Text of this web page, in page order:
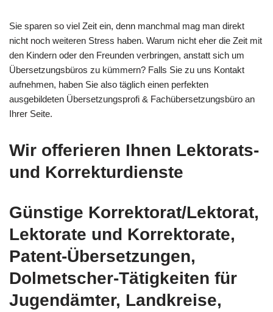
Sie sparen so viel Zeit ein, denn manchmal mag man direkt
nicht noch weiteren Stress haben. Warum nicht eher die Zeit mit
den Kindern oder den Freunden verbringen, anstatt sich um
Übersetzungsbüros zu kümmern? Falls Sie zu uns Kontakt
aufnehmen, haben Sie also täglich einen perfekten
ausgebildeten Übersetzungsprofi & Fachübersetzungsbüro an
Ihrer Seite.
Wir offerieren Ihnen Lektorats-
und Korrekturdienste
Günstige Korrektorat/Lektorat,
Lektorate und Korrektorate,
Patent-Übersetzungen,
Dolmetscher-Tätigkeiten für
Jugendämter, Landkreise,